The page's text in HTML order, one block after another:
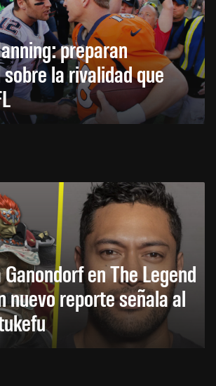
preparan
la rivalidad que
en The Legend
nuevo reporte señala al